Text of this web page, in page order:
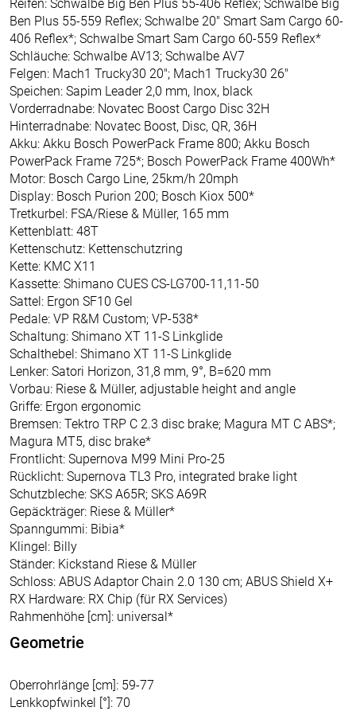
Reifen: Schwalbe Big Ben Plus 55-406 Reflex; Schwalbe Big
Ben Plus 55-559 Reflex; Schwalbe 20" Smart Sam Cargo 60-
406 Reflex*; Schwalbe Smart Sam Cargo 60-559 Reflex*
Schläuche: Schwalbe AV13; Schwalbe AV7
Felgen: Mach1 Trucky30 20"; Mach1 Trucky30 26"
Speichen: Sapim Leader 2,0 mm, Inox, black
Vorderradnabe: Novatec Boost Cargo Disc 32H
Hinterradnabe: Novatec Boost, Disc, QR, 36H
Akku: Akku Bosch PowerPack Frame 800; Akku Bosch
PowerPack Frame 725*; Bosch PowerPack Frame 400Wh*
Motor: Bosch Cargo Line, 25km/h 20mph
Display: Bosch Purion 200; Bosch Kiox 500*
Tretkurbel: FSA/Riese & Müller, 165 mm
Kettenblatt: 48T
Kettenschutz: Kettenschutzring
Kette: KMC X11
Kassette: Shimano CUES CS-LG700-11,11-50
Sattel: Ergon SF10 Gel
Pedale: VP R&M Custom; VP-538*
Schaltung: Shimano XT 11-S Linkglide
Schalthebel: Shimano XT 11-S Linkglide
Lenker: Satori Horizon, 31,8 mm, 9°, B=620 mm
Vorbau: Riese & Müller, adjustable height and angle
Griffe: Ergon ergonomic
Bremsen: Tektro TRP C 2.3 disc brake; Magura MT C ABS*;
Magura MT5, disc brake*
Frontlicht: Supernova M99 Mini Pro-25
Rücklicht: Supernova TL3 Pro, integrated brake light
Schutzbleche: SKS A65R; SKS A69R
Gepäckträger: Riese & Müller*
Spanngummi: Bibia*
Klingel: Billy
Ständer: Kickstand Riese & Müller
Schloss: ABUS Adaptor Chain 2.0 130 cm; ABUS Shield X+
RX Hardware: RX Chip (für RX Services)
Rahmenhöhe [cm]: universal*
Geometrie
Oberrohrlänge [cm]: 59-77
Lenkkopfwinkel [°]: 70